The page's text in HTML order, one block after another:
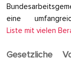
eine
Liste mit vielen
Gesetzliche